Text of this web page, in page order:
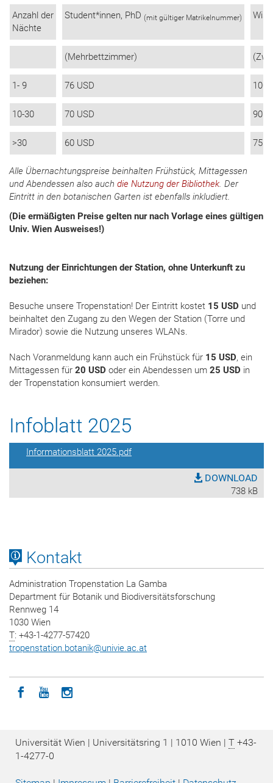
Anzahl der
Nächte
Student*innen, PhD (mit gültiger Matrikelnummer)
(Mehrbettzimmer)
1- 9 76 USD 100
10-30 70 USD 90
>30 60 USD 75
Alle Übernachtungspreise beinhalten Frühstück, Mittagessen
und Abendessen also auch die Nutzung der Bibliothek. Der
Eintritt in den botanischen Garten ist ebenfalls inkludiert.
(Die ermäßigten Preise gelten nur nach Vorlage eines gültigen
Univ. Wien Ausweises!)
Nutzung der Einrichtungen der Station, ohne Unterkunft zu
beziehen:
Besuche unsere Tropenstation! Der Eintritt kostet 15 USD und
beinhaltet den Zugang zu den Wegen der Station (Torre und
Mirador) sowie die Nutzung unseres WLANs.
Nach Voranmeldung kann auch ein Frühstück für 15 USD, ein
Mittagessen für 20 USD oder ein Abendessen um 25 USD in
der Tropenstation konsumiert werden.
Infoblatt 2025
Informationsblatt 2025.pdf
DOWNLOAD
738 kB
Kontakt
Administration Tropenstation La Gamba
Department für Botanik und Biodiversitätsforschung
Rennweg 14
1030 Wien
T: +43-1-4277-57420
tropenstation.botanik@univie.ac.at
Icon facebook
Icon youtube
Icon instagram
Universität Wien | Universitätsring 1 | 1010 Wien | T +43-
1-4277-0